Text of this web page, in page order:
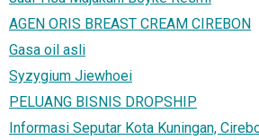
AGEN ORIS BREAST CREAM CIREBON
Gasa oil asli
Syzygium Jiewhoei
PELUANG BISNIS DROPSHIP
Informasi Seputar Kota Kuningan,